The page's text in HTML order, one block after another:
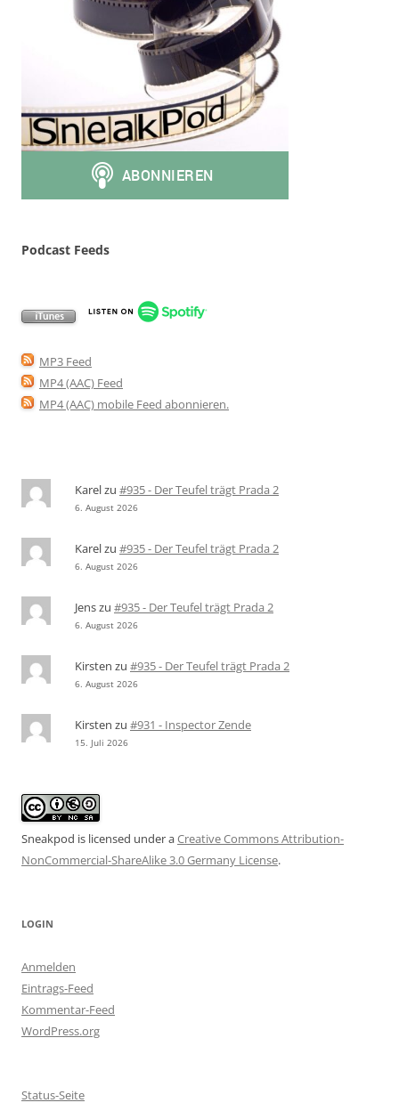
Podcast Feeds
MP3 Feed
MP4 (AAC) Feed
MP4 (AAC) mobile Feed abonnieren.
Karelzu #935 - Der Teufel trägt Prada 2
6. August 2026
Karelzu #935 - Der Teufel trägt Prada 2
6. August 2026
Jenszu #935 - Der Teufel trägt Prada 2
6. August 2026
Kirsten zu #935 - Der Teufel trägt Prada 2
6. August 2026
Kirsten zu #931 - Inspector Zende
15. Juli 2026
Sneakpod is licensed under aCreative Commons Attribution-
NonCommercial-ShareAlike 3.0 Germany License.
LOGIN
Anmelden
Eintrags-Feed
Kommentar-Feed
WordPress.org
Status-Seite